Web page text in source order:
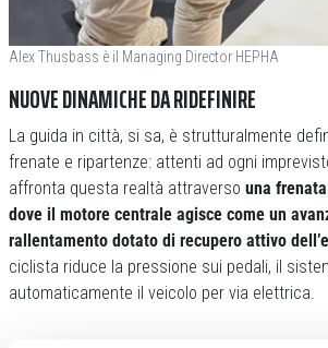
Alex Thusbass è il Managing Director HEPHA
NUOVE DINAMICHE DA RIDEFINIRE
La guida in città, si sa, è strutturalmente
frenate e ripartenze: attenti ad ogni
affronta questa realtà attraverso una
dove il motore centrale agisce come un
rallentamento dotato di recupero attivo
ciclista riduce la pressione sui pedali, il
automaticamente il veicolo per via elettrica.